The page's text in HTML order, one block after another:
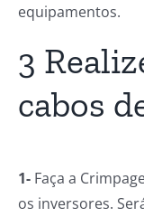
equipamentos.
3
cabos
1- Faça a
os inversores.